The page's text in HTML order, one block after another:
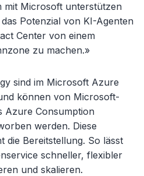
mit Microsoft unterstützen
Potenzial von KI-Agenten
Center von einem
zu machen.»
sind im Microsoft Azure
können von Microsoft-
Azure Consumption
werden. Diese
die Bereitstellung. So lässt
schneller, flexibler
und skalieren.